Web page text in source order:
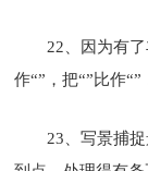
22、因为有
作“”，把“”比作
23、写景捕